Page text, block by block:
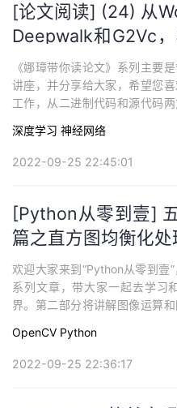
[论文阅读] (24) 从
Deepwalk和G2Vc
vec(上)
《娜璋带你读论文》系列主要
讲座，并分享给大家，希望您
工作，从二进制代码和源代码
词向量表示、文档向量表示、
制和日志的向量表征。通过类
深度学习 神经网络
2022-09-25 22:45:01
[Python从零到壹]
篇之直方图均衡化处
欢迎大家来到“Python从零到壹
系列文章，带大家一起去学习
界。第二部分将讲解图像运算
图像增强基础知识和直方图均
助，如果有不足之处，还请海涵。
OpenCV Python
2022-09-25 22:36:17